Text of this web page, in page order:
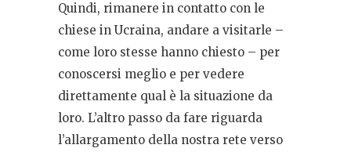
Quindi, rimanere in contatto con le
chiese in Ucraina, andare a visitarle –
come loro stesse hanno chiesto – per
conoscersi meglio e per vedere
direttamente qual è la situazione da
loro. L’altro passo da fare riguarda
l’allargamento della nostra rete verso